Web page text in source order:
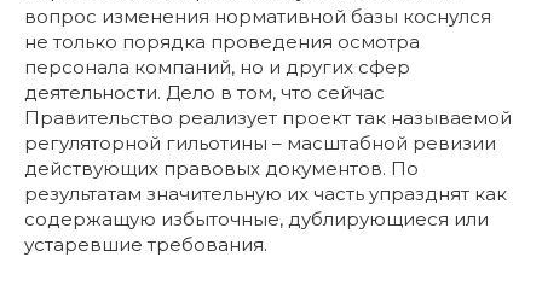
вопрос изменения нормативной базы коснулся
не только порядка проведения осмотра
персонала компаний, но и других сфер
деятельности. Дело в том, что сейчас
Правительство реализует проект так называемой
регуляторной гильотины – масштабной ревизии
действующих правовых документов. По
результатам значительную их часть упразднят как
содержащую избыточные, дублирующиеся или
устаревшие требования.